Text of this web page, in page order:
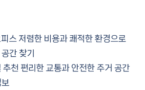
스 저렴한 비용과 쾌적한 환경으로
간 찾기
추천 편리한 교통과 안전한 주거 공간